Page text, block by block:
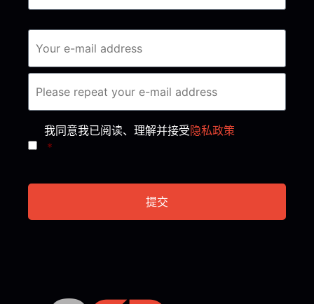
Consent *
我同意我已阅读、理解并接受隐私政策
*